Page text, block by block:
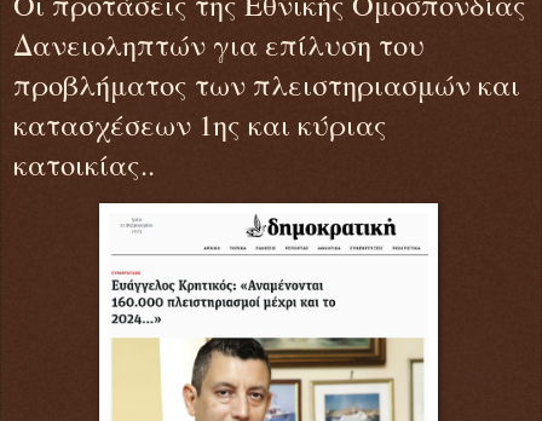
Δανειοληπτών για επίλυση του
προβλήματος των πλειστηριασμών και
κατασχέσεων 1ης και κύριας
κατοικίας..